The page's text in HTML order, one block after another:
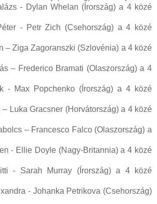
- Dylan Whelan (Írország) a 4 közé
- Petr Zich (Csehország) a 4 közé
– Ziga Zagoranszki (Szlovénia) a 4 közé
– Frederico Bramati (Olaszország) a 4
- Max Popchenko (Írország) a 4 közé
Luka Gracsner (Horvátország) a 4 közé
– Francesco Falco (Olaszország) a
- Ellie Doyle (Nagy-Britannia) a 4 közé
- Sarah Murray (Írország) a 4 közé
- Johanka Petrikova (Csehország)